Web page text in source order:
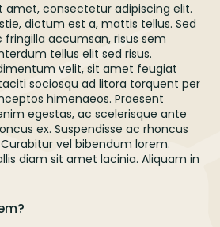
amet, consectetur adipiscing elit.
dictum est a, mattis tellus. Sed
accumsan, risus sem
tellus elit sed risus.
velit, sit amet feugiat
sociosqu ad litora torquent per
himenaeos. Praesent
egestas, ac scelerisque ante
ex. Suspendisse ac rhoncus
vel bibendum lorem.
diam sit amet lacinia. Aliquam in